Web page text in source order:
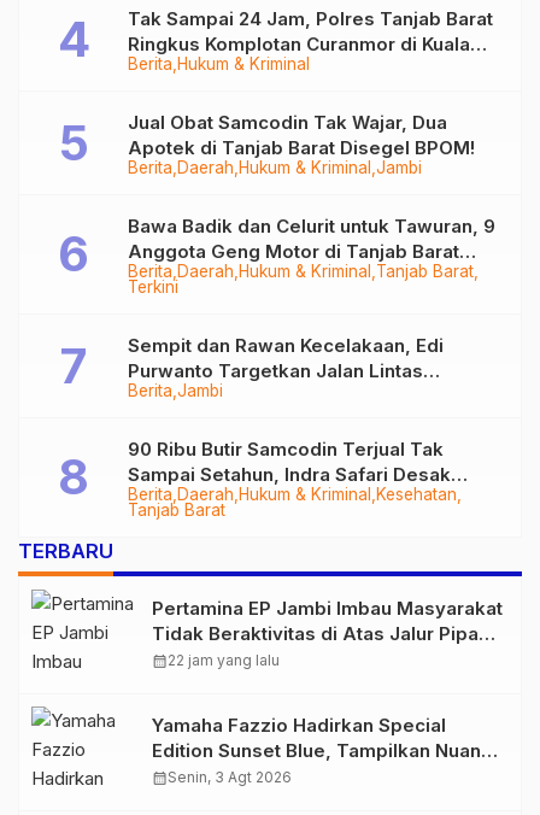
Berita Hukum & Kriminal
Tak Sampai 24 Jam, Polres Tanjab Barat
Ringkus Komplotan Curanmor di Kuala
Tungkal
Berita Daerah Hukum & Kriminal Jambi
Jual Obat Samcodin Tak Wajar, Dua
Apotek di Tanjab Barat Disegel BPOM!
Berita Daerah Hukum & Kriminal Tanjab Barat
Terkini
Bawa Badik dan Celurit untuk Tawuran, 9
Anggota Geng Motor di Tanjab Barat
Diringkus
Berita Jambi
Sempit dan Rawan Kecelakaan, Edi
Purwanto Targetkan Jalan Lintas
Tungkal-Jambi Mulus di 2028
Berita Daerah Hukum & Kriminal
Kesehatan
Tanjab Barat
90 Ribu Butir Samcodin Terjual Tak
Sampai Setahun, Indra Safari Desak
Audit Menyeluruh
TERBARU
Pertamina EP Jambi Imbau Masyarakat
Tidak Beraktivitas di Atas Jalur Pipa
Migas Demi Keselamatan Bersama
calendar_month22 jam yang lalu
Yamaha Fazzio Hadirkan Special
Edition Sunset Blue, Tampilkan Nuansa
Retro Summer yang Semakin Skena
calendar_monthSenin, 3 Agt 2026